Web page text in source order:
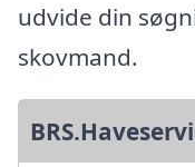
udvide din
skovmand.